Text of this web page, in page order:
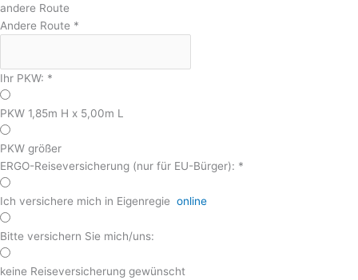
andere Route
Andere Route *
Ihr PKW: *
PKW 1,85m H x 5,00m L
PKW größer
ERGO-Reiseversicherung (nur für EU-Bürger): *
Ich versichere mich in Eigenregie online
Bitte versichern Sie mich/uns:
keine Reiseversicherung gewünscht